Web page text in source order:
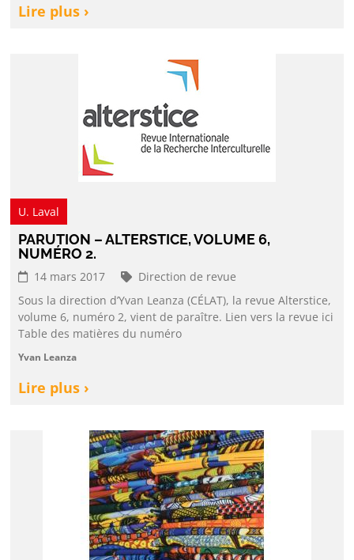
Lire plus ›
U. Laval
PARUTION – ALTERSTICE, VOLUME 6,
NUMÉRO 2.
14 mars 2017
Direction de revue
Sous la direction d’Yvan Leanza (CÉLAT), la revue Alterstice,
volume 6, numéro 2, vient de paraître. Lien vers la revue ici
Table des matières du numéro
Yvan Leanza
Lire plus ›